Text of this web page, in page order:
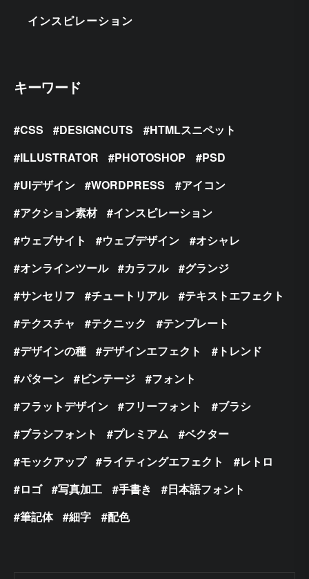
インスピレーション
キーワード
CSS DESIGNCUTS
HTMLスニペット
ILLUSTRATOR
PHOTOSHOP
PSD
UIデザイン
WORDPRESS
アイコン
アクション素材
インスピレーション
ウェブサイト
ウェブデザイン
オシャレ
オンラインツール
カラフル
グランジ
サンセリフ
チュートリアル
テキストエフェクト
テクスチャ
テクニック
テンプレート
デザインの種
デザインエフェクト
トレンド
パターン
ビンテージ
フォント
フラットデザイン
フリーフォント
ブラシ
ブラシフォント
プレミアム
ベクター
モックアップ
ライティングエフェクト
レトロ
ロゴ
写真加工 手書き
日本語フォント
筆記体
細字 配色